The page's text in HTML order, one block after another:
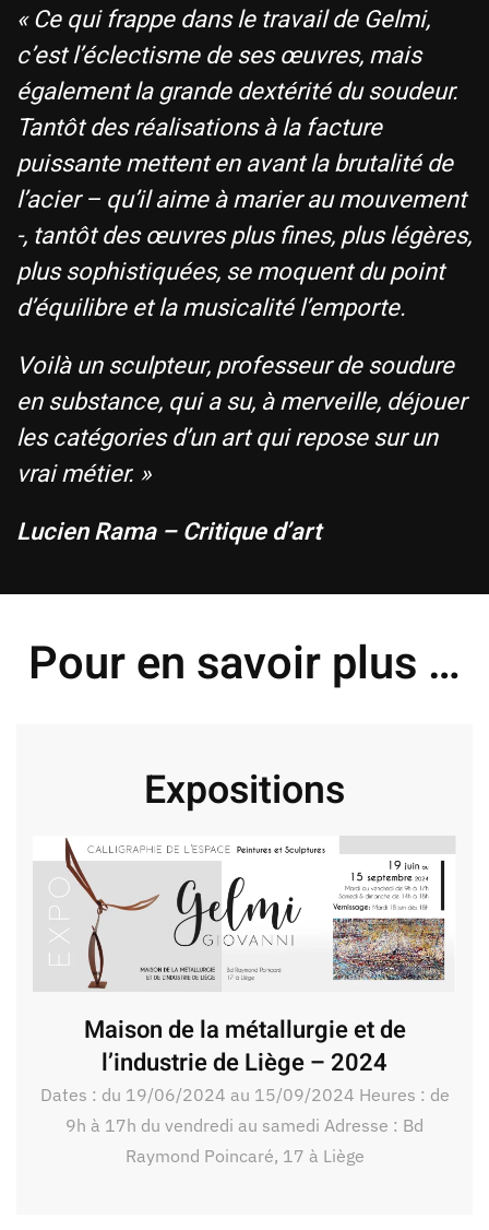
« Ce qui frappe dans le travail de Gelmi,
c’est l’éclectisme de ses œuvres, mais
également la grande dextérité du soudeur.
Tantôt des réalisations à la facture
puissante mettent en avant la brutalité de
l’acier – qu’il aime à marier au mouvement
-, tantôt des œuvres plus fines, plus légères,
plus sophistiquées, se moquent du point
d’équilibre et la musicalité l’emporte.
Voilà un sculpteur, professeur de soudure
en substance, qui a su, à merveille, déjouer
les catégories d’un art qui repose sur un
vrai métier. »
Lucien Rama – Critique d’art
Pour en savoir plus …
Expositions
Maison de la métallurgie et de
l’industrie de Liège – 2024
Dates : du 19/06/2024 au 15/09/2024 Heures : de
9h à 17h du vendredi au samedi Adresse : Bd
Raymond Poincaré, 17 à Liège